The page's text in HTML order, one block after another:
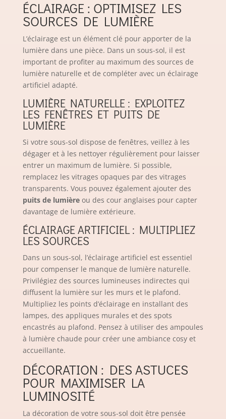
ÉCLAIRAGE : OPTIMISEZ LES
SOURCES DE LUMIÈRE
L’éclairage est un élément clé pour apporter de la
lumière dans une pièce. Dans un sous-sol, il est
important de profiter au maximum des sources de
lumière naturelle et de compléter avec un éclairage
artificiel adapté.
LUMIÈRE NATURELLE : EXPLOITEZ
LES FENÊTRES ET PUITS DE
LUMIÈRE
Si votre sous-sol dispose de fenêtres, veillez à les
dégager et à les nettoyer régulièrement pour laisser
entrer un maximum de lumière. Si possible,
remplacez les vitrages opaques par des vitrages
transparents. Vous pouvez également ajouter des
puits de lumièreou des cour anglaises pour capter
davantage de lumière extérieure.
ÉCLAIRAGE ARTIFICIEL : MULTIPLIEZ
LES SOURCES
Dans un sous-sol, l’éclairage artificiel est essentiel
pour compenser le manque de lumière naturelle.
Privilégiez des sources lumineuses indirectes qui
diffusent la lumière sur les murs et le plafond.
Multipliez les points d’éclairage en installant des
lampes, des appliques murales et des spots
encastrés au plafond. Pensez à utiliser des ampoules
à lumière chaude pour créer une ambiance cosy et
accueillante.
DÉCORATION : DES ASTUCES
POUR MAXIMISER LA
LUMINOSITÉ
La décoration de votre sous-sol doit être pensée